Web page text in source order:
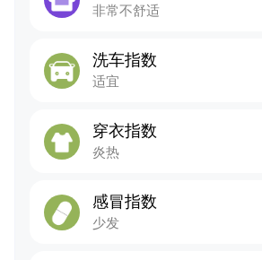
非常不舒适
洗车指数
适宜
穿衣指数
炎热
感冒指数
少发